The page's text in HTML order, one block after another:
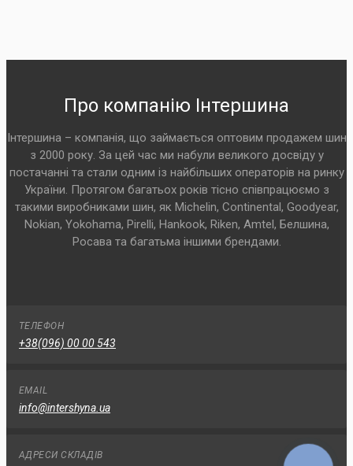
Про компанію Інтершина
Інтершина – компанія, що займається оптовим продажем шин
з 2000 року. За цей час ми набули великого досвіду у
постачанні та стали одним із найбільших операторів на ринку
України. Протягом багатьох років тісно співпрацюємо з
такими виробниками шин, як Michelin, Continental, Goodyear,
Nokian, Yokohama, Pirelli, Hankook, Riken, Amtel, Белшина,
Росава та багатьма іншими брендами.
ТЕЛЕФОН
+38(096) 00 00 543
EMAIL
info@intershyna.ua
АДРЕСИ СКЛАДІВ